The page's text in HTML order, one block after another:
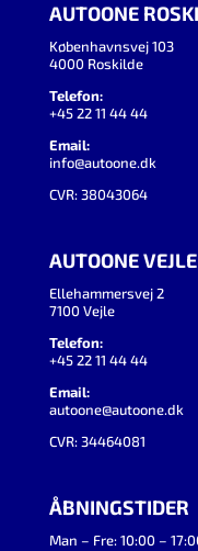
AUTOONE
Københavnsvej 103
4000 Roskilde
Telefon:
+45 22 11 44 44
Email:
info@autoone.dk
CVR: 38043064
AUTOONE VEJLE
Ellehammersvej 2
7100 Vejle
Telefon:
+45 22 11 44 44
Email:
autoone@autoone.dk
CVR: 34464081
ÅBNINGSTIDER
Man – Fre: 10:00 –